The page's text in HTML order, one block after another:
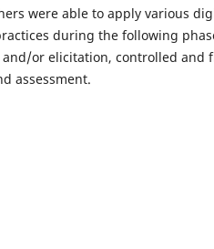
were able to apply various
during the following
or elicitation, controlled and
assessment.